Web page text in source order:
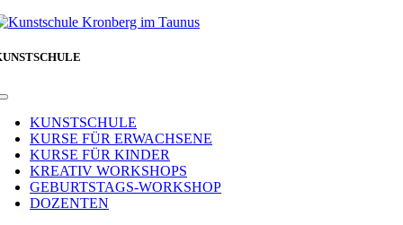
Toggle
NavigationKUNSTSCHULE
KURSE FÜR ERWACHSENE
KURSE FÜR KINDER
KREATIV WORKSHOPS
GEBURTSTAGS-WORKSHOP
DOZENTEN